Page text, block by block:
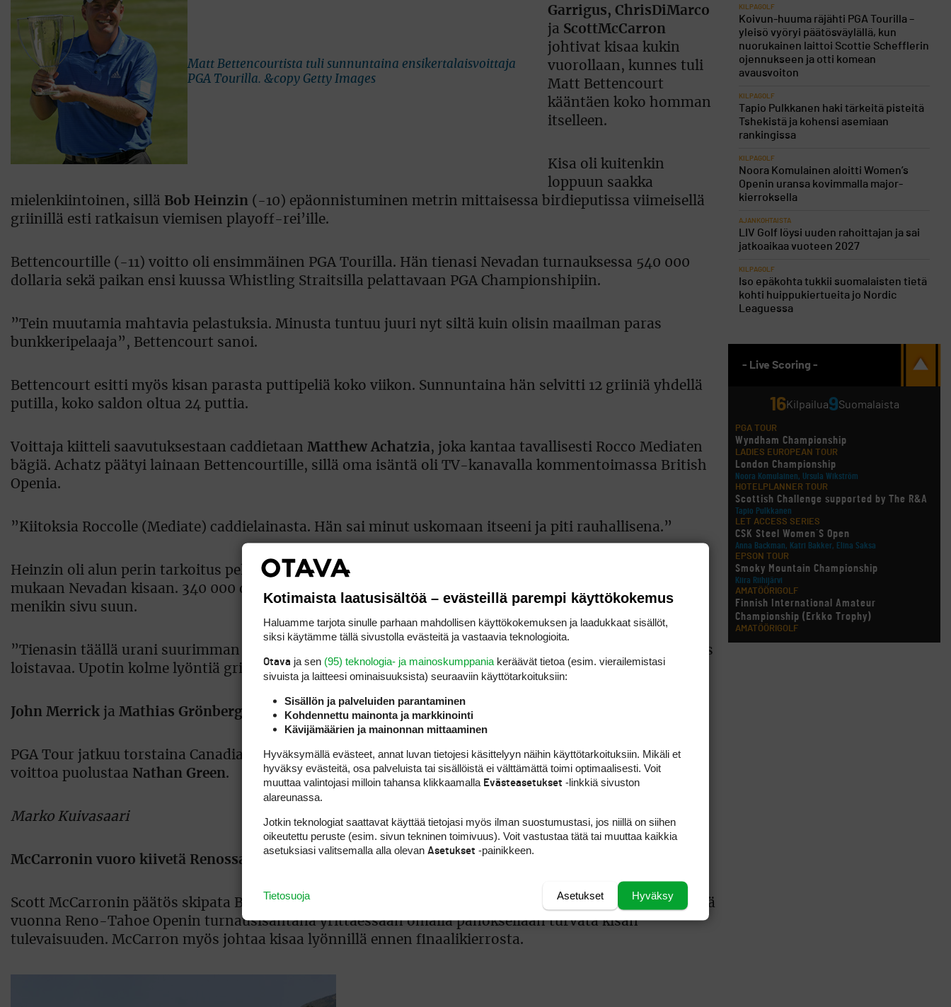
Matt Bettencourtista tuli sunnuntaina ensikertalaisvoittaja
PGA Tourilla. &copy Getty Images
Garrigus, ChrisDiMarco
ja ScottMcCarron
johtivat kisaa kukin
vuorollaan, kunnes tuli
Matt Bettencourt
kääntäen koko homman
itselleen.
Kisa oli kuitenkin
loppuun saakka
mielenkiintoinen, sillä Bob Heinzin (-10) epäonnistuminen metrin mittaisessa birdieputissa viimeisellä
griinillä esti ratkaisun viemisen playoff-rei’ille.
Bettencourtille (-11) voitto oli ensimmäinen PGA Tourilla. Hän tienasi Nevadan turnauksessa 540 000
dollaria sekä paikan ensi kuussa Whistling Straitsilla pelattavaan PGA Championshipiin.
”Tein muutamia mahtavia pelastuksia. Minusta tuntuu juuri nyt siltä kuin olisin maailman paras
bunkkeripelaaja”, Bettencourt sanoi.
Bettencourt esitti myös kisan parasta puttipeliä koko viikon. Sunnuntaina hän selvitti 12 griiniä yhdellä
putilla, koko saldon oltua 24 puttia.
Voittaja kiitteli saavutuksestaan caddietaan Matthew Achatzia, joka kantaa tavallisesti Rocco Mediaten
bägiä. Achatz päätyi lainaan Bettencourtille, sillä oma isäntä oli TV-kanavalla kommentoimassa British
Openia.
”Kiitoksia Roccolle (Mediate) caddielainasta. Hän sai minut uskomaan itseeni ja piti rauhallisena.”
Heinzin oli alun perin tarkoitus pelata Nationwide Tourin kisassa, kunnes hän sai kuulla pääsevänsä
mukaan Nevadan kisaan. 340 000 dollaria tienannut pelaaja ei ollut kovin pahoillaan, vaikka voitto
menikin sivu suun.
”Tienasin täällä urani suurimman shekin. Pelasin niin kuin vanha Bob ja lähipelini oli sunnuntaina lähes
loistavaa. Upotin kolme lyöntiä griinin ulkopuolelta”, Heinz sanoi.
John Merrick ja Mathias Grönberg jakoivat Renossa kolmannen sijan tuloksellaan -9.
PGA Tour jatkuu torstaina Canadian Openin merkeissä. Ontariossa pelattavan kisan viimevuotista
voittoa puolustaa Nathan Green.
Marko Kuivasaari
McCarronin vuoro kiivetä Renossa johtoon
Scott McCarronin päätös skipata British Open saattoi tuntua monesta oudolta. Hän toimii kuitenkin tänä
vuonna Reno-Tahoe Openin turnausisäntänä yrittäessään omalla panoksellaan turvata kisan
tulevaisuuden. McCarron myös johtaa kisaa lyönnillä ennen finaalikierrosta.
KILPAGOLF
Koivun-huuma räjähti PGA Tourilla –
yleisö vyöryi päätösväylällä, kun
nuorukainen laittoi Scottie Schefflerin
ojennukseen ja otti komean
avausvoiton
KILPAGOLF
Tapio Pulkkanen haki tärkeitä pisteitä
Tshekistä ja kohensi asemiaan
rankingissa
KILPAGOLF
Noora Komulainen aloitti Women’s
Openin uransa kovimmalla major-
kierroksella
AJANKOHTAISTA
LIV Golf löysi uuden rahoittajan ja sai
jatkoaikaa vuoteen 2027
KILPAGOLF
Iso epäkohta tukkii suomalaisten tietä
kohti huippukiertueita jo Nordic
Leaguessa
- Live Scoring -
16Kilpailua9Suomalaista
PGA TOUR
Wyndham Championship
LADIES EUROPEAN TOUR
London Championship
Noora Komulainen, Ursula Wikström
HOTELPLANNER TOUR
Scottish Challenge supported by The R&A
Tapio Pulkkanen
LET ACCESS SERIES
CSK Steel Women´S Open
Anna Backman, Katri Bakker, Elina Saksa
EPSON TOUR
Smoky Mountain Championship
Kiira Riihijärvi
AMATÖÖRIGOLF
Finnish International Amateur
Championship (Erkko Trophy)
AMATÖÖRIGOLF
Finnish International Ladies' Amateur
Kotimaista laatusisältöä – evästeillä parempi käyttökokemus
Haluamme tarjota sinulle parhaan mahdollisen käyttökokemuksen ja laadukkaat sisällöt,
siksi käytämme tällä sivustolla evästeitä ja vastaavia teknologioita.
Otava ja sen (95) teknologia- ja mainoskumppania keräävät tietoa (esim. vierailemis­tasi
sivuista ja laitteesi ominaisuuk­sista) seuraaviin käyttötarkoituksiin:
Sisällön ja palveluiden parantaminen
Kohdennettu mainonta ja markkinointi
Kävijämäärien ja mainonnan mittaaminen
Hyväksymällä evästeet, annat luvan tietojesi käsittelyyn näihin käyttötarkoituksiin. Mikäli et
hyväksy evästeitä, osa palveluista tai sisällöistä ei välttämättä toimi optimaalisesti. Voit
muuttaa valintojasi milloin tahansa klikkaamalla Evästeasetukset -linkkiä sivuston
alareunassa.
Jotkin teknologiat saattavat käyttää tietojasi myös ilman suostumustasi, jos niillä on siihen
oikeutettu peruste (esim. sivun tekninen toimivuus). Voit vastustaa tätä tai muuttaa kaikkia
asetuksiasi valitsemalla alla olevan Asetukset -painikkeen.
Hyväksy
Asetukset
Tietosuoja